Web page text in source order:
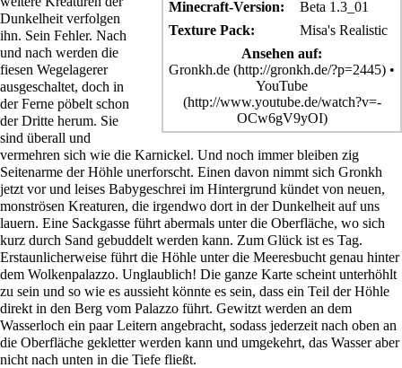
Minecraft-Version:
Beta 1.3_01
Texture Pack:
Misa's Realistic
Ansehen auf:
Gronkh.de
•
YouTube
Dunkelheit verfolgen
ihn. Sein Fehler. Nach
und nach werden die
fiesen Wegelagerer
ausgeschaltet, doch in
der Ferne pöbelt schon
der Dritte herum. Sie
sind überall und
vermehren sich wie die Karnickel. Und noch immer bleiben zig
Seitenarme der Höhle unerforscht. Einen davon nimmt sich Gronkh
jetzt vor und leises Babygeschrei im Hintergrund kündet von neuen,
monströsen Kreaturen, die irgendwo dort in der Dunkelheit auf uns
lauern. Eine Sackgasse führt abermals unter die Oberfläche, wo sich
kurz durch Sand gebuddelt werden kann. Zum Glück ist es Tag.
Erstaunlicherweise führt die Höhle unter die Meeresbucht genau hinter
dem Wolkenpalazzo. Unglaublich! Die ganze Karte scheint unterhöhlt
zu sein und so wie es aussieht könnte es sein, dass ein Teil der Höhle
direkt in den Berg vom Palazzo führt. Gewitzt werden an dem
Wasserloch ein paar Leitern angebracht, sodass jederzeit nach oben an
die Oberfläche gekletter werden kann und umgekehrt, das Wasser aber
nicht nach unten in die Tiefe fließt.